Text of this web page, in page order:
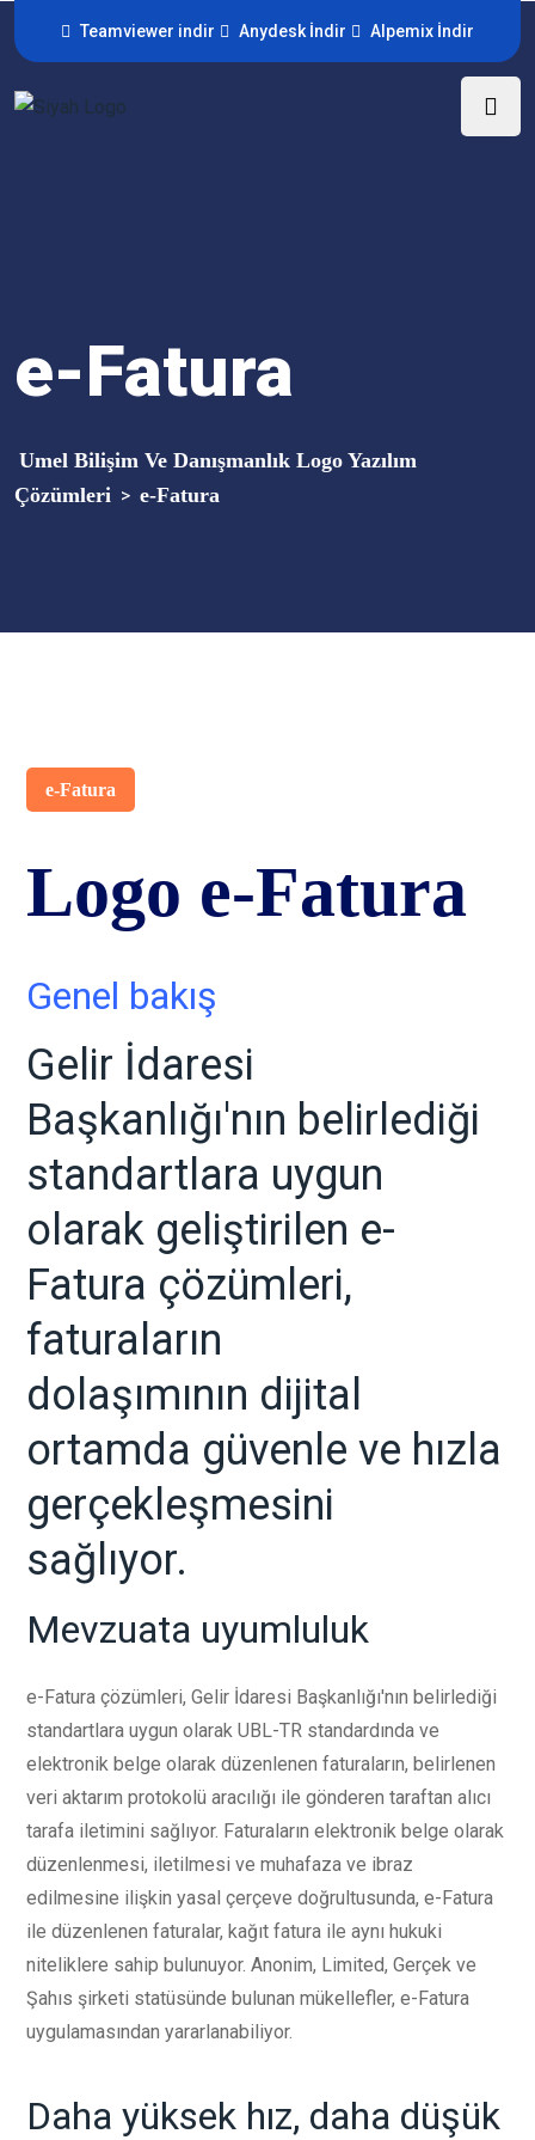
Teamviewer indir Anydesk İndir Alpemix İndir
e-Fatura
Umel Bilişim Ve Danışmanlık Logo Yazılım
Çözümleri > e-Fatura
e-Fatura
Logo e-Fatura
Genel bakış
Gelir İdaresi
Başkanlığı'nın belirlediği
standartlara uygun
olarak geliştirilen e-
Fatura çözümleri,
faturaların
dolaşımının dijital
ortamda güvenle ve hızla
gerçekleşmesini
sağlıyor.
Mevzuata uyumluluk
e-Fatura çözümleri, Gelir İdaresi Başkanlığı'nın belirlediği
standartlara uygun olarak UBL-TR standardında ve
elektronik belge olarak düzenlenen faturaların, belirlenen
veri aktarım protokolü aracılığı ile gönderen taraftan alıcı
tarafa iletimini sağlıyor. Faturaların elektronik belge olarak
düzenlenmesi, iletilmesi ve muhafaza ve ibraz
edilmesine ilişkin yasal çerçeve doğrultusunda, e-Fatura
ile düzenlenen faturalar, kağıt fatura ile aynı hukuki
niteliklere sahip bulunuyor. Anonim, Limited, Gerçek ve
Şahıs şirketi statüsünde bulunan mükellefler, e-Fatura
uygulamasından yararlanabiliyor.
Daha yüksek hız, daha düşük